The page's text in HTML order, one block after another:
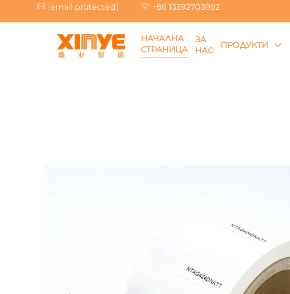
[email protected] +86 13392703992
НАЧАЛНА
СТРАНИЦА
ЗА
НАС
ПРОДУКТИ